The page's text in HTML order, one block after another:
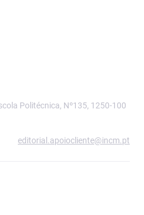
Politécnica, Nº135, 1250-100
editorial.apoiocliente@incm.pt